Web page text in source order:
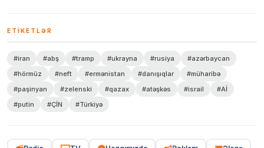
ETIKETLƏR
#iran #abş #tramp #ukrayna #rusiya
#azərbaycan
#hörmüz
#neft #ermənistan #danışıqlar
#müharibə
#paşinyan
#zelenski #qazax #atəşkəs #israil
#Aİ
#putin
#ÇİN #Türkiyə